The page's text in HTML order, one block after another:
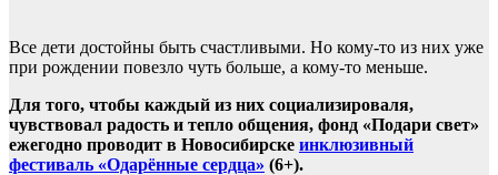
Все дети достойны быть счастливыми. Но кому-то из них уже
при рождении повезло чуть больше, а кому-то меньше.
Для того, чтобы каждый из них социализироваля,
чувствовал радость и тепло общения, фонд «Подари свет»
ежегодно проводит в Новосибирске инклюзивный
фестиваль «Одарённые сердца» (6+).